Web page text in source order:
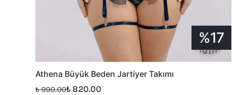
%17
Athena Büyük Beden Jartiyer Takımı
₺ 990.00₺ 820.00